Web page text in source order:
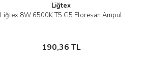
Liğtex
Liğtex 8W 6500K T5 G5 Floresan Ampul
190,36 TL
İncele
Sepete Ekle